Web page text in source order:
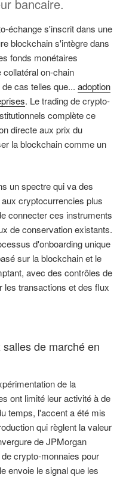
bancaire.
échange s'inscrit dans une
blockchain s'intègre dans
fonds monétaires
on-chain
cas telles que... adoption
. Le trading de crypto-
complète ce
directe aux prix du
la blockchain comme un
un spectre qui va des
cryptocurrencies plus
connecter ces instruments
de conservation existants.
d'onboarding unique
sur la blockchain et le
avec des contrôles de
les transactions et des flux
de marché en
de la
ont limité leur activité à de
temps, l'accent a été mis
qui règlent la valeur
de JPMorgan
crypto-monnaies pour
envoie le signal que les